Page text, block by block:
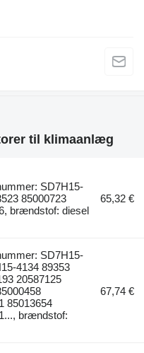
til klimaanlæg
SD7H15-
85000723
brændstof: diesel
65,32 €
SD7H15-
4134 89353
20587125
85013654
brændstof:
67,74 €